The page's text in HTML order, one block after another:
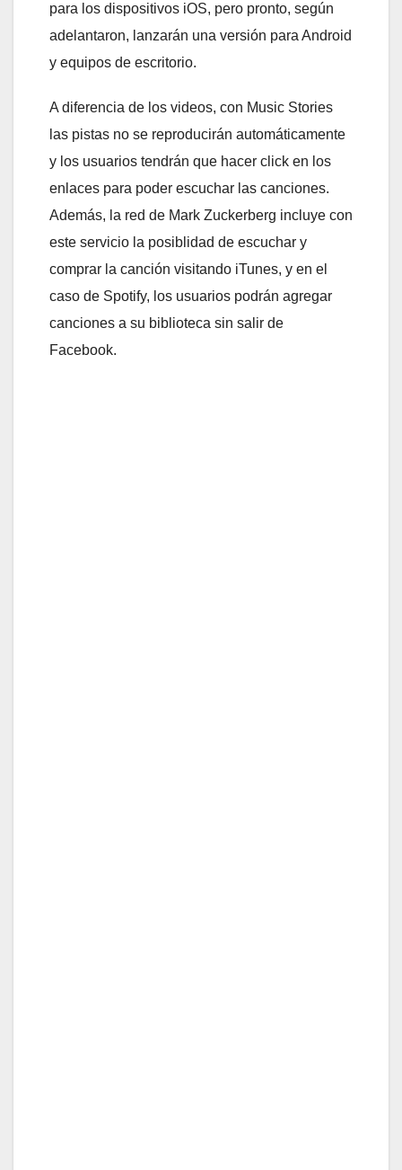
para los dispositivos iOS, pero pronto, según
adelantaron, lanzarán una versión para Android
y equipos de escritorio.
A diferencia de los videos, con Music Stories
las pistas no se reproducirán automáticamente
y los usuarios tendrán que hacer click en los
enlaces para poder escuchar las canciones.
Además, la red de Mark Zuckerberg incluye con
este servicio la posiblidad de escuchar y
comprar la canción visitando iTunes, y en el
caso de Spotify, los usuarios podrán agregar
canciones a su biblioteca sin salir de
Facebook.